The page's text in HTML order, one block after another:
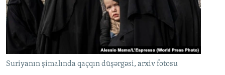
Suriyanın şimalında qaçqın düşərgəsi, arxiv fotosu